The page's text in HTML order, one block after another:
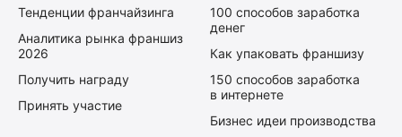
Тенденции франчайзинга
Аналитика рынка франшиз
2026
Получить награду
Принять участие
100 способов заработка
денег
Как упаковать франшизу
150 способов заработка
в интернете
Бизнес идеи производства